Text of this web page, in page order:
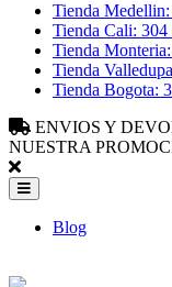
Tienda
Tienda Cali: 304
Tienda
Tienda
Tienda Bogota:
ENVIOS Y
NUESTRA
Blog